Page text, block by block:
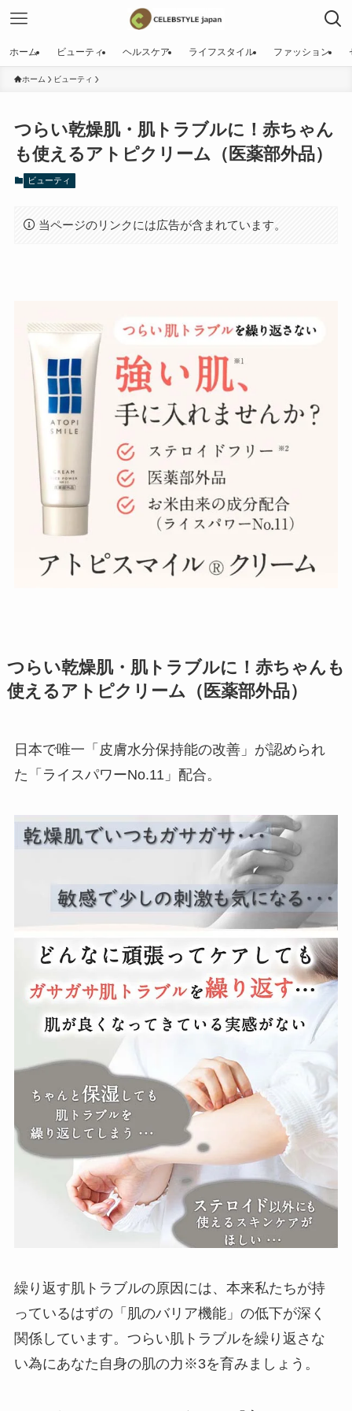
ホーム ビューティ ヘルスケア ライフスタイル ファッション
ホーム ビューティ
つらい乾燥肌・肌トラブルに！赤ちゃん
も使えるアトピクリーム（医薬部外品）
ビューティ
当ページのリンクには広告が含まれています。
つらい乾燥肌・肌トラブルに！赤ちゃんも
使えるアトピクリーム（医薬部外品）
日本で唯一「皮膚水分保持能の改善」が認められ
た「ライスパワーNo.11」配合。
繰り返す肌トラブルの原因には、本来私たちが持
っているはずの「肌のバリア機能」の低下が深く
関係しています。つらい肌トラブルを繰り返さな
い為にあなた自身の肌の力※3を育みましょう。